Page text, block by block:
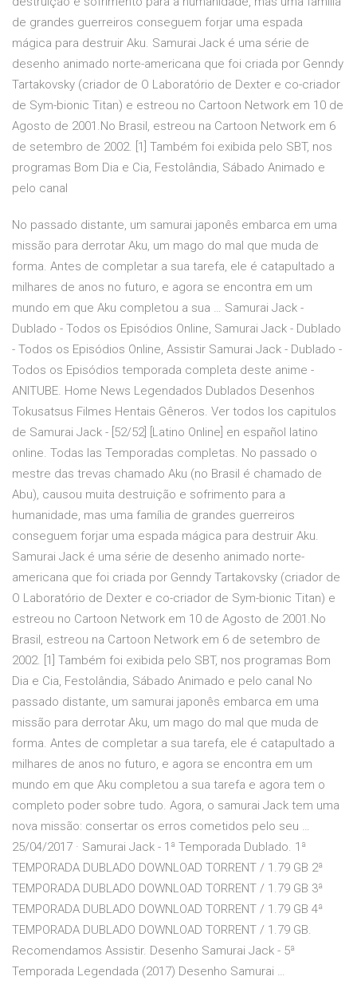
de grandes guerreiros conseguem forjar uma espada
mágica para destruir Aku. Samurai Jack é uma série de
desenho animado norte-americana que foi criada por Genndy
Tartakovsky (criador de O Laboratório de Dexter e co-criador
de Sym-bionic Titan) e estreou no Cartoon Network em 10 de
Agosto de 2001.No Brasil, estreou na Cartoon Network em 6
de setembro de 2002. [1] Também foi exibida pelo SBT, nos
programas Bom Dia e Cia, Festolândia, Sábado Animado e
pelo canal
No passado distante, um samurai japonês embarca em uma
missão para derrotar Aku, um mago do mal que muda de
forma. Antes de completar a sua tarefa, ele é catapultado a
milhares de anos no futuro, e agora se encontra em um
mundo em que Aku completou a sua … Samurai Jack -
Dublado - Todos os Episódios Online, Samurai Jack - Dublado
- Todos os Episódios Online, Assistir Samurai Jack - Dublado -
Todos os Episódios temporada completa deste anime -
ANITUBE. Home News Legendados Dublados Desenhos
Tokusatsus Filmes Hentais Gêneros. Ver todos los capitulos
de Samurai Jack - [52/52] [Latino Online] en español latino
online. Todas las Temporadas completas. No passado o
mestre das trevas chamado Aku (no Brasil é chamado de
Abu), causou muita destruição e sofrimento para a
humanidade, mas uma família de grandes guerreiros
conseguem forjar uma espada mágica para destruir Aku.
Samurai Jack é uma série de desenho animado norte-
americana que foi criada por Genndy Tartakovsky (criador de
O Laboratório de Dexter e co-criador de Sym-bionic Titan) e
estreou no Cartoon Network em 10 de Agosto de 2001.No
Brasil, estreou na Cartoon Network em 6 de setembro de
2002. [1] Também foi exibida pelo SBT, nos programas Bom
Dia e Cia, Festolândia, Sábado Animado e pelo canal No
passado distante, um samurai japonês embarca em uma
missão para derrotar Aku, um mago do mal que muda de
forma. Antes de completar a sua tarefa, ele é catapultado a
milhares de anos no futuro, e agora se encontra em um
mundo em que Aku completou a sua tarefa e agora tem o
completo poder sobre tudo. Agora, o samurai Jack tem uma
nova missão: consertar os erros cometidos pelo seu …
25/04/2017 · Samurai Jack - 1ª Temporada Dublado. 1ª
TEMPORADA DUBLADO DOWNLOAD TORRENT / 1.79 GB 2ª
TEMPORADA DUBLADO DOWNLOAD TORRENT / 1.79 GB 3ª
TEMPORADA DUBLADO DOWNLOAD TORRENT / 1.79 GB 4ª
TEMPORADA DUBLADO DOWNLOAD TORRENT / 1.79 GB.
Recomendamos Assistir. Desenho Samurai Jack - 5ª
Temporada Legendada (2017) Desenho Samurai …